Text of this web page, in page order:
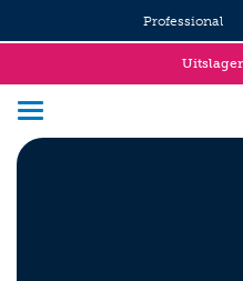
Professional